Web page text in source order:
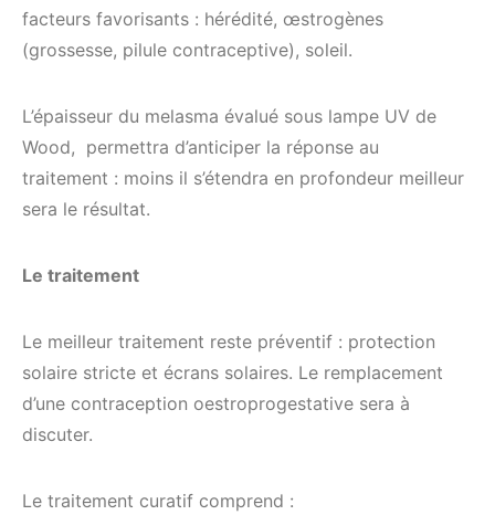
facteurs favorisants : hérédité, œstrogènes
(grossesse, pilule contraceptive), soleil.
L’épaisseur du melasma évalué sous lampe UV de
Wood, permettra d’anticiper la réponse au
traitement : moins il s’étendra en profondeur meilleur
sera le résultat.
Le traitement
Le meilleur traitement reste préventif : protection
solaire stricte et écrans solaires. Le remplacement
d’une contraception oestroprogestative sera à
discuter.
Le traitement curatif comprend :